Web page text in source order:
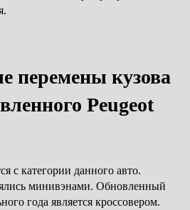
перемены кузова
Peugeot
с категории данного авто.
минивэнами. Обновленный
года является кроссовером.